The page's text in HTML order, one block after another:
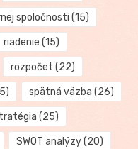
spoločnosti (15)
riadenie (15)
rozpočet (22)
spätná väzba (26)
(25)
SWOT analýzy(20)